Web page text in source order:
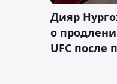
Дияр
о
UFC после